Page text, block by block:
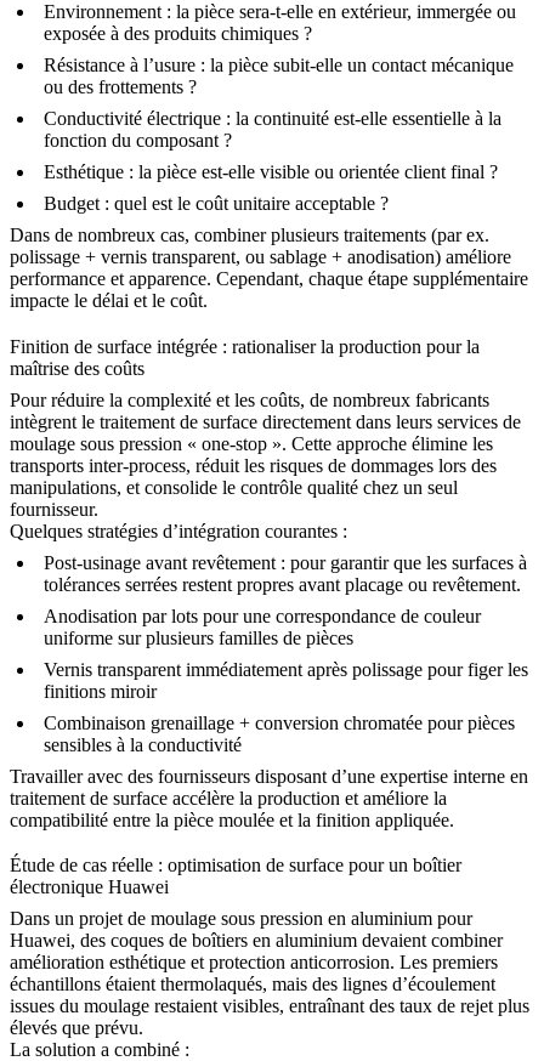
Environnement : la pièce sera-t-elle en extérieur, immergée ou
exposée à des produits chimiques ?
Résistance à l’usure : la pièce subit-elle un contact mécanique
ou des frottements ?
Conductivité électrique : la continuité est-elle essentielle à la
fonction du composant ?
Esthétique : la pièce est-elle visible ou orientée client final ?
Budget : quel est le coût unitaire acceptable ?
Dans de nombreux cas, combiner plusieurs traitements (par ex.
polissage + vernis transparent, ou sablage + anodisation) améliore
performance et apparence. Cependant, chaque étape supplémentaire
impacte le délai et le coût.
Finition de surface intégrée : rationaliser la production pour la
maîtrise des coûts
Pour réduire la complexité et les coûts, de nombreux fabricants
intègrent le traitement de surface directement dans leurs services de
moulage sous pression « one-stop ». Cette approche élimine les
transports inter-process, réduit les risques de dommages lors des
manipulations, et consolide le contrôle qualité chez un seul
fournisseur.
Quelques stratégies d’intégration courantes :
Post-usinage avant revêtement : pour garantir que les surfaces à
tolérances serrées restent propres avant placage ou revêtement.
Anodisation par lots pour une correspondance de couleur
uniforme sur plusieurs familles de pièces
Vernis transparent immédiatement après polissage pour figer les
finitions miroir
Combinaison grenaillage + conversion chromatée pour pièces
sensibles à la conductivité
Travailler avec des fournisseurs disposant d’une expertise interne en
traitement de surface accélère la production et améliore la
compatibilité entre la pièce moulée et la finition appliquée.
Étude de cas réelle : optimisation de surface pour un boîtier
électronique Huawei
Dans un projet de moulage sous pression en aluminium pour
Huawei, des coques de boîtiers en aluminium devaient combiner
amélioration esthétique et protection anticorrosion. Les premiers
échantillons étaient thermolaqués, mais des lignes d’écoulement
issues du moulage restaient visibles, entraînant des taux de rejet plus
élevés que prévu.
La solution a combiné :